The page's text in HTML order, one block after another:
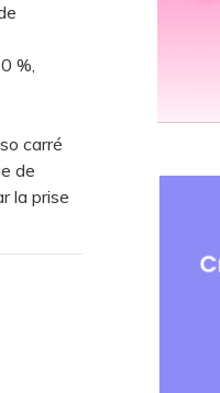
%,
carré
de
la prise